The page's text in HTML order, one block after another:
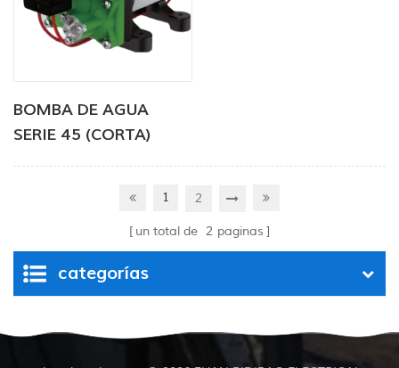
BOMBA DE AGUA
SERIE 45 (CORTA)
1 2
un total de 2 paginas
categorías